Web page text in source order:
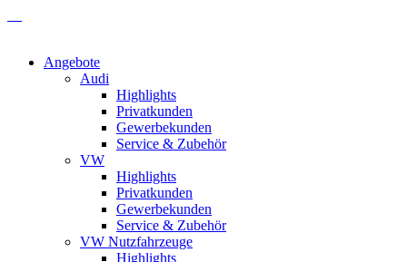
Angebote
Audi
Highlights
Privatkunden
Gewerbekunden
Service & Zubehör
VW
Highlights
Privatkunden
Gewerbekunden
Service & Zubehör
VW Nutzfahrzeuge
Highlights